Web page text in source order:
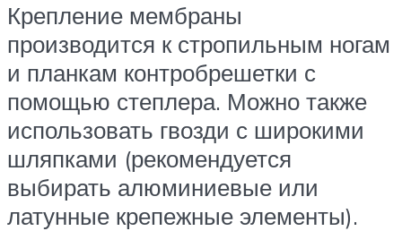
Крепление мембраны
производится к стропильным ногам
и планкам контробрешетки с
помощью степлера. Можно также
использовать гвозди с широкими
шляпками (рекомендуется
выбирать алюминиевые или
латунные крепежные элементы).